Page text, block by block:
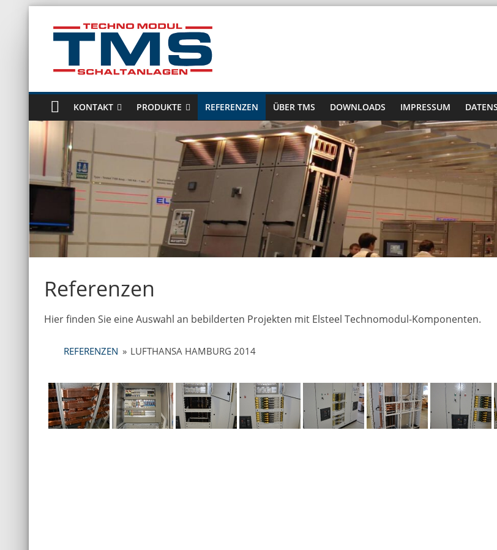
Inhalt
springen
Technomodul
GmbH
KONTAKT PRODUKTE REFERENZEN ÜBER TMS DOWNLOADS IMPRESSUM
Referenzen
Hier finden Sie eine Auswahl an bebilderten Projekten mit Elsteel Technomodul-Komponenten.
REFERENZEN » LUFTHANSA HAMBURG 2014